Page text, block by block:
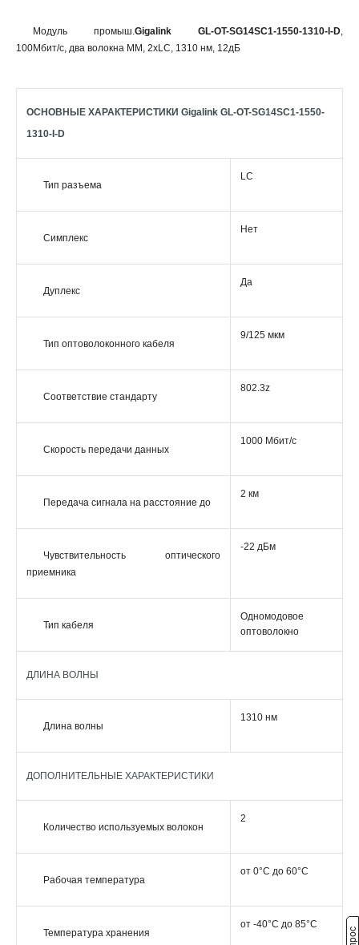
Модуль промыш.Gigalink GL-OT-SG14SC1-1550-1310-I-D,
100Мбит/c, два волокна MM, 2xLC, 1310 нм, 12дБ
ОСНОВНЫЕ ХАРАКТЕРИСТИКИ Gigalink GL-OT-SG14SC1-1550-
1310-I-D
Тип разъема
LC
Симплекс
Нет
Дуплекс
Да
Тип оптоволоконного кабеля
9/125 мкм
Соответствие стандарту
802.3z
Скорость передачи данных
1000 Мбит/с
Передача сигнала на расстояние до
2 км
Чувствительность оптического
приемника
-22 дБм
Тип кабеля
Одномодовое
оптоволокно
ДЛИНА ВОЛНЫ
Длина волны
1310 нм
ДОПОЛНИТЕЛЬНЫЕ ХАРАКТЕРИСТИКИ
Количество используемых волокон
2
Рабочая температура
от 0°C до 60°C
Температура хранения
от -40°C до 85°C